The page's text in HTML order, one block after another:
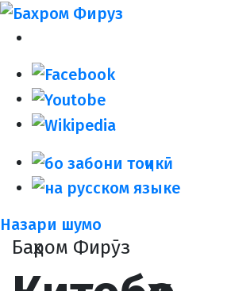
Назари шумо
Баҳром Фирӯз